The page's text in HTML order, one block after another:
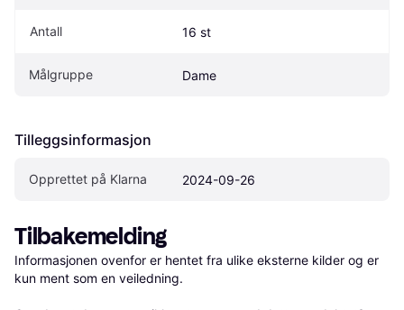
Antall 16 st
Målgruppe Dame
Tilleggsinformasjon
Opprettet på Klarna 2024-09-26
Tilbakemelding
Informasjonen ovenfor er hentet fra ulike eksterne kilder og er
kun ment som en veiledning.